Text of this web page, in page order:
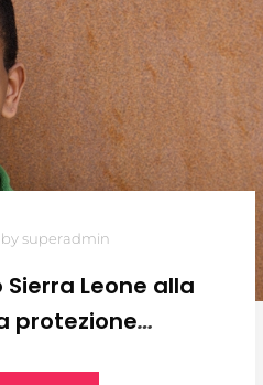
by superadmin
Leone alla
protezione